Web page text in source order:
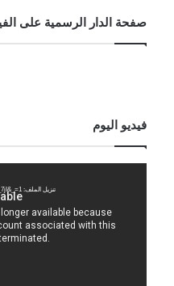
صفحة الدار الرسمية على
فيديو اليوم
تنزيل الملف: https://www.youtube.com/watch?v=FJdj7tk_7jI&_=1